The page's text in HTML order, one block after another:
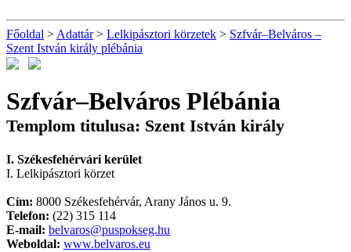
Főoldal > Adattár> Lelkipásztori körzetek > Szfvár–Belváros –
Szent István király plébánia
Szfvár–Belváros Plébánia
Templom titulusa: Szent István király
I. Székesfehérvári kerület
I. Lelkipásztori körzet
Cím: 8000 Székesfehérvár, Arany János u. 9.
Telefon: (22) 315 114
E-mail: belvaros@puspokseg.hu
Weboldal: www.belvaros.eu